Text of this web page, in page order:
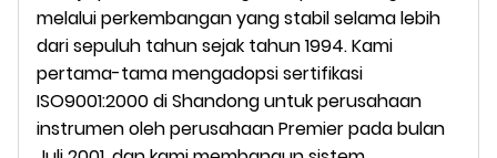
melalui perkembangan yang stabil selama lebih
dari sepuluh tahun sejak tahun 1994. Kami
pertama-tama mengadopsi sertifikasi
ISO9001:2000 di Shandong untuk perusahaan
instrumen oleh perusahaan Premier pada bulan